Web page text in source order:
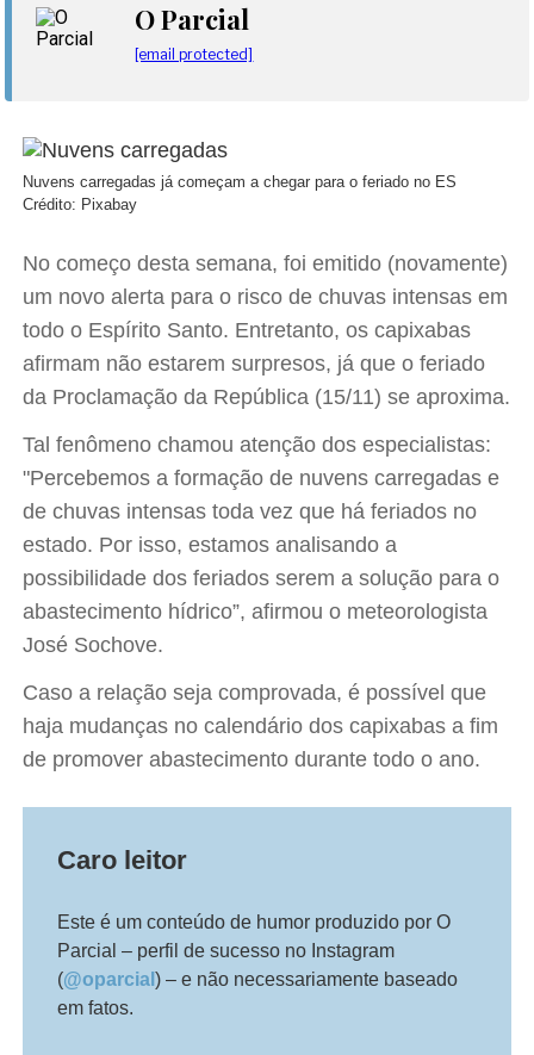
O Parcial
[email protected]
Nuvens carregadas já começam a chegar para o feriado no ES
Crédito: Pixabay
No começo desta semana, foi emitido (novamente)
um novo alerta para o risco de chuvas intensas em
todo o Espírito Santo. Entretanto, os capixabas
afirmam não estarem surpresos, já que o feriado
da Proclamação da República (15/11) se aproxima.
Tal fenômeno chamou atenção dos especialistas:
"Percebemos a formação de nuvens carregadas e
de chuvas intensas toda vez que há feriados no
estado. Por isso, estamos analisando a
possibilidade dos feriados serem a solução para o
abastecimento hídrico”, afirmou o meteorologista
José Sochove.
Caso a relação seja comprovada, é possível que
haja mudanças no calendário dos capixabas a fim
de promover abastecimento durante todo o ano.
Caro leitor
Este é um conteúdo de humor produzido por O
Parcial – perfil de sucesso no Instagram
(@oparcial) – e não necessariamente baseado
em fatos.